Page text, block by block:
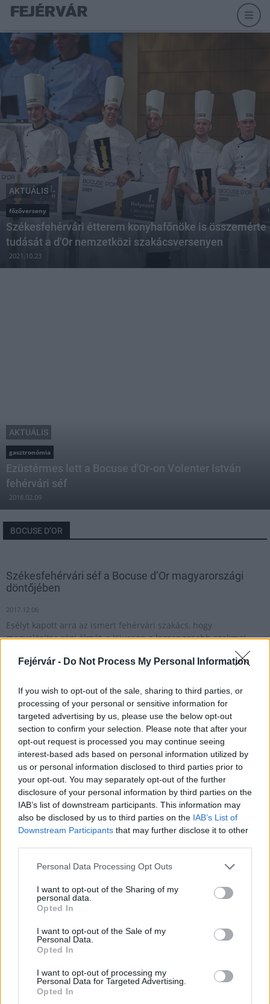
Fejérvár - Do Not Process My Personal Information
If you wish to opt-out of the sale, sharing to third parties, or
processing of your personal or sensitive information for
targeted advertising by us, please use the below opt-out
section to confirm your selection. Please note that after your
opt-out request is processed you may continue seeing
interest-based ads based on personal information utilized by
us or personal information disclosed to third parties prior to
your opt-out. You may separately opt-out of the further
disclosure of your personal information by third parties on the
IAB’s list of downstream participants. This information may
also be disclosed by us to third parties on the IAB’s List of
Downstream Participants that may further disclose it to other
Please note that this website/app uses one or more Google
not limited to your visit or usage behaviour. You may click to
grant or deny consent to Google and its third-party tags to
use your data for below specified purposes in below Google
consent section.
Personal Data Processing Opt Outs
I want to opt-out of the Sharing of my
personal data.
Opted In
I want to opt-out of the Sale of my
Personal Data.
Opted In
I want to opt-out of processing my
Personal Data for Targeted Advertising.
Opted In
AKTUÁLIS
főzőverseny
Székesfehérvári étterem konyhafőnöke is összemérte
tudását a d'Or nemzetközi szakácsversenyen
2021.10.23
AKTUÁLIS
gasztronómia
Ezüstérmes lett a Bocuse d'Or-on Volenter István
fehérvári séf
2018.02.09
BOCUSE D’OR
Székesfehérvári séf a Bocuse d’Or magyarországi
döntőjében
2017.12.06
Esélyt kapott arra az ismert fehérvári szakács, hogy
megvalósítsa régi álmát, s kijusson a legrangosabb szakmai
szakácsikonjáról, a jelenleg 91 éves francia Paul Bocuse
1
HÍRLEVÉL
Név
szabályzatot!
LEGFRISSEBB